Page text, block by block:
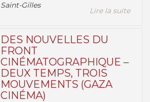
Saint-Gilles
Lire la suite
DES NOUVELLES DU
FRONT
CINÉMATOGRAPHIQUE –
DEUX TEMPS, TROIS
MOUVEMENTS (GAZA
CINÉMA)